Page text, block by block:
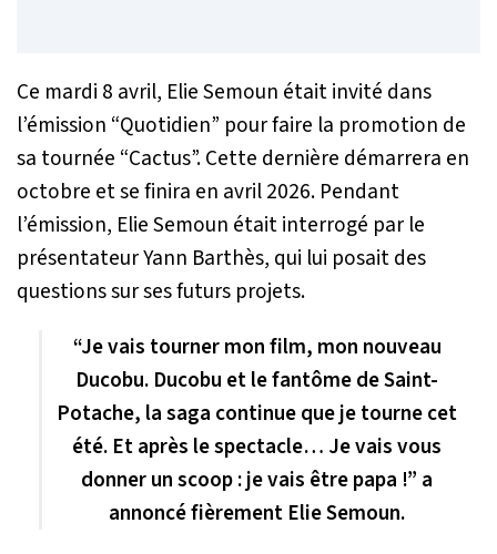
Ce mardi 8 avril, Elie Semoun était invité dans
l’émission “Quotidien” pour faire la promotion de
sa tournée “Cactus”. Cette dernière démarrera en
octobre et se finira en avril 2026. Pendant
l’émission, Elie Semoun était interrogé par le
présentateur Yann Barthès, qui lui posait des
questions sur ses futurs projets.
“Je vais tourner mon film, mon nouveau
Ducobu. Ducobu et le fantôme de Saint-
Potache, la saga continue que je tourne cet
été. Et après le spectacle… Je vais vous
donner un scoop : je vais être papa !” a
annoncé fièrement Elie Semoun.